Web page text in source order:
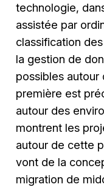
technologie,
assistée par
classification
la gestion de
possibles autour
première est
autour des
montrent les
autour de cette
vont de la
migration de